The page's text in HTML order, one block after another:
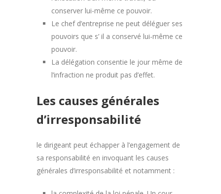
conserver lui-même ce pouvoir.
Le chef d’entreprise ne peut déléguer ses
pouvoirs que s’ il a conservé lui-même ce
pouvoir.
La délégation consentie le jour même de
l’infraction ne produit pas d’effet.
Les causes générales
d’irresponsabilité
le dirigeant peut échapper à l’engagement de
sa responsabilité en invoquant les causes
générales d’irresponsabilité et notamment :